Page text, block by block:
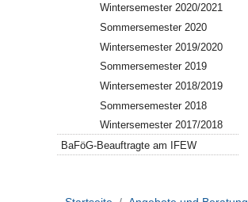
Wintersemester 2020/2021
Sommersemester 2020
Wintersemester 2019/2020
Sommersemester 2019
Wintersemester 2018/2019
Sommersemester 2018
Wintersemester 2017/2018
BaFöG-Beauftragte am IFEW